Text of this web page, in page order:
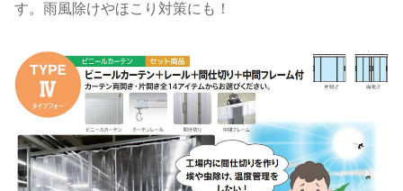
す。雨風除けやほこり対策にも！